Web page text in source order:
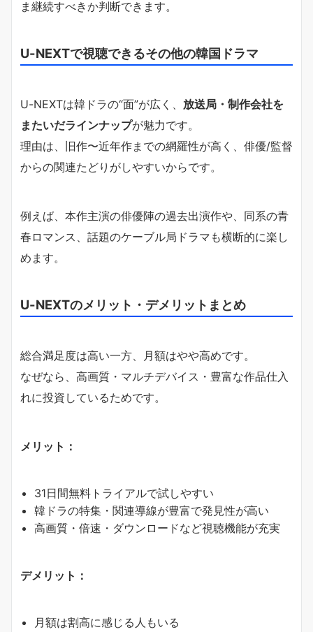
ま継続すべきか判断できます。
U-NEXTで視聴できるその他の韓国ドラマ
U-NEXTは韓ドラの“面”が広く、 放送局・制作会社を
またいだラインナップが魅力です。
理由は、旧作〜近年作までの網羅性が高く、俳優/監督
からの関連たどりがしやすいからです。
例えば、本作主演の俳優陣の過去出演作や、同系の青
春ロマンス、話題のケーブル局ドラマも横断的に楽し
めます。
U-NEXTのメリット・デメリットまとめ
総合満足度は高い一方、月額はやや高めです。
なぜなら、高画質・マルチデバイス・豊富な作品仕入
れに投資しているためです。
メリット：
31日間無料トライアルで試しやすい
韓ドラの特集・関連導線が豊富で発見性が高い
高画質・倍速・ダウンロードなど視聴機能が充実
デメリット：
月額は割高に感じる人もいる